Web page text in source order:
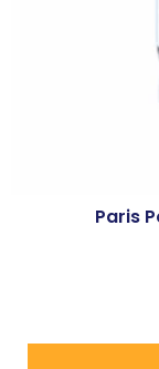
Paris